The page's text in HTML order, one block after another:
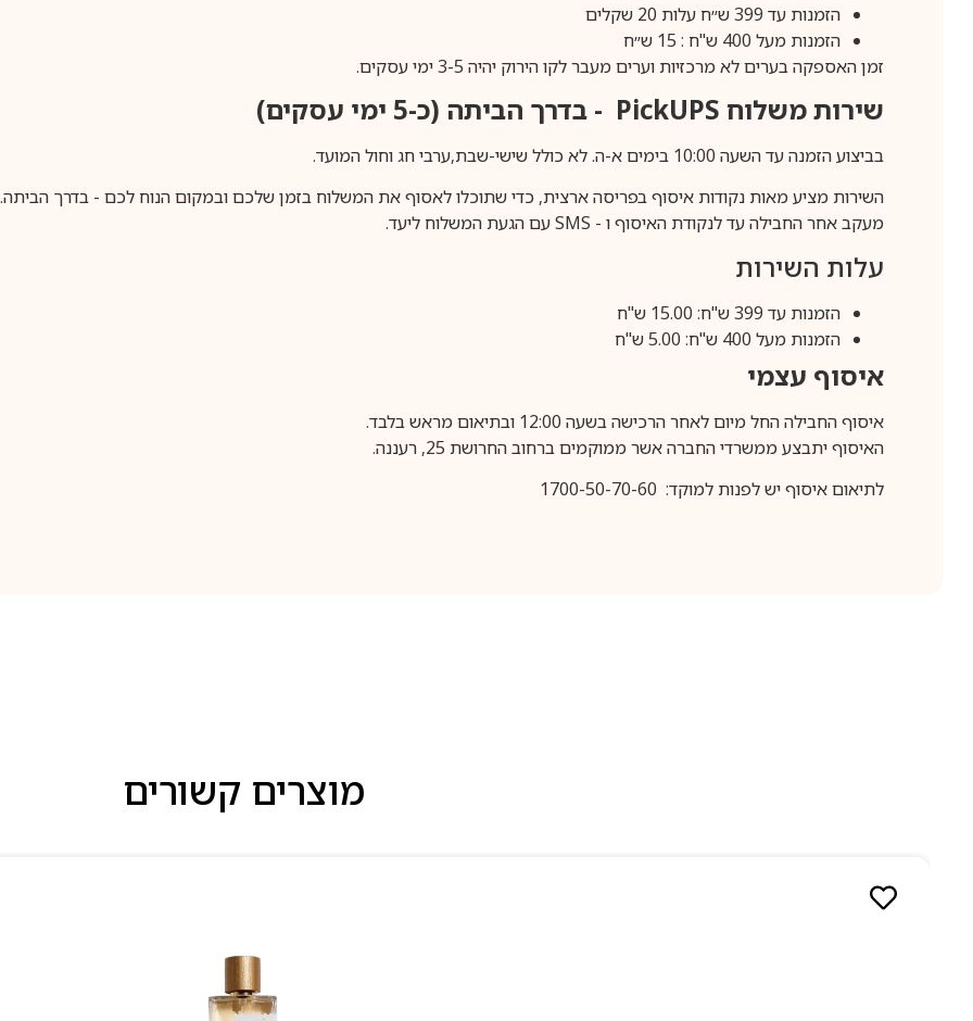
הזמנות עד 399 ש״ח עלות 20 שקלים
הזמנות מעל 400 ש"ח : 15 ש״ח
זמן האספקה בערים לא מרכזיות וערים מעבר לקו הירוק יהיה 3-5 ימי עסקים.
שירות משלוח PickUPS - בדרך הביתה (כ-5 ימי עסקים)
בביצוע הזמנה עד השעה 10:00 בימים א-ה. לא כולל שישי-שבת,ערבי חג וחול המועד.
השירות מציע מאות נקודות איסוף בפריסה ארצית, כדי שתוכלו לאסוף את המשלוח בזמן שלכם ובמקום הנוח לכם - בדרך הביתה.
מעקב אחר החבילה עד לנקודת האיסוף ו - SMSעם הגעת המשלוח ליעד.
עלות השירות
הזמנות עד 399 ש"ח: 15.00 ש"ח
הזמנות מעל 400 ש"ח: 5.00 ש"ח
איסוף עצמי
איסוף החבילה החל מיום לאחר הרכישה בשעה 12:00 ובתיאום מראש בלבד.
האיסוף יתבצע ממשרדי החברה אשר ממוקמים ברחוב החרושת 25, רעננה.
לתיאום איסוף יש לפנות למוקד: 1700-50-70-60
מוצרים קשורים